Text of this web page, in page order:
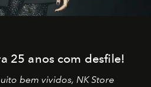
25 anos com desfile!
bem vividos, NK Store